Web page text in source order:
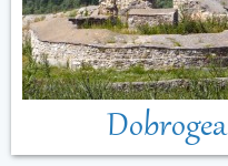
Dobrogea